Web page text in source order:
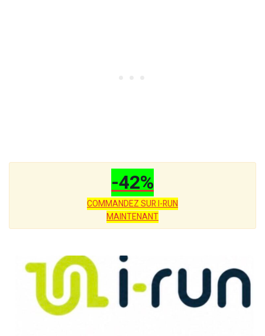
-42%
COMMANDEZ SUR I-RUN
MAINTENANT